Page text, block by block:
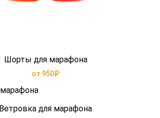
Шорты для марафона
от 950₽
Ветровка для марафона